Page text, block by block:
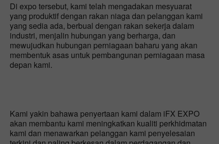
Di expo tersebut, kami telah mengadakan mesyuarat
yang produktif dengan rakan niaga dan pelanggan kami
yang sedia ada, berbual dengan rakan sekerja dalam
industri, menjalin hubungan yang berharga, dan
mewujudkan hubungan perniagaan baharu yang akan
membentuk asas untuk pembangunan perniagaan masa
depan kami.
Kami yakin bahawa penyertaan kami dalam iFX EXPO
akan membantu kami meningkatkan kualiti perkhidmatan
kami dan menawarkan pelanggan kami penyelesaian